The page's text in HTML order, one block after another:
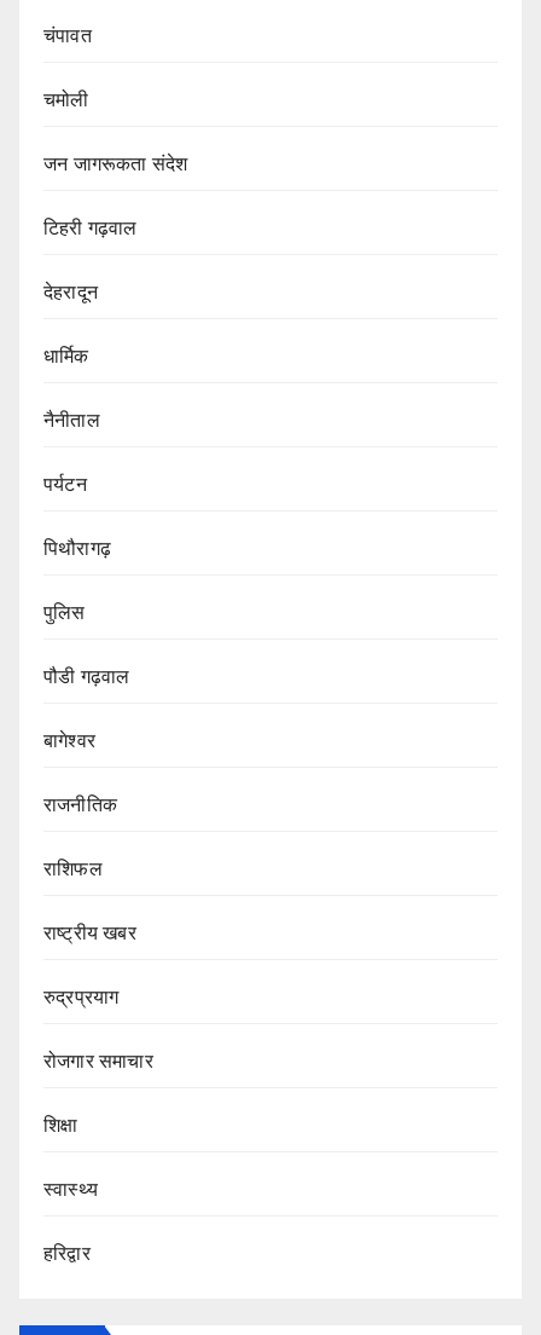
चंपावत
चमोली
जन जागरूकता संदेश
टिहरी गढ़वाल
देहरादून
धार्मिक
नैनीताल
पर्यटन
पिथौरागढ़
पुलिस
पौडी गढ़वाल
बागेश्वर
राजनीतिक
राशिफल
राष्ट्रीय खबर
रुद्रप्रयाग
रोजगार समाचार
शिक्षा
स्वास्थ्य
हरिद्वार